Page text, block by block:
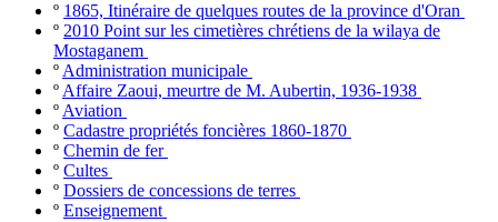
º 1865, Itinéraire de quelques routes de la province d'Oran
º 2010 Point sur les cimetières chrétiens de la wilaya de
Mostaganem
º Administration municipale
º Affaire Zaoui, meurtre de M. Aubertin, 1936-1938
º Aviation
º Cadastre propriétés foncières 1860-1870
º Chemin de fer
º Cultes
º Dossiers de concessions de terres
º Enseignement